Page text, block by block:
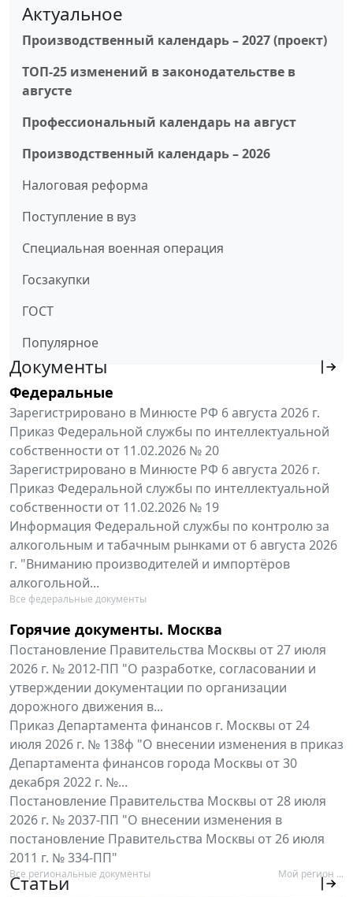
Актуальное
Производственный календарь – 2027 (проект)
ТОП-25 изменений в законодательстве в
августе
Профессиональный календарь на август
Производственный календарь – 2026
Налоговая реформа
Поступление в вуз
Специальная военная операция
Госзакупки
ГОСТ
Популярное
Документы
Федеральные
Зарегистрировано в Минюсте РФ 6 августа 2026 г.
Приказ Федеральной службы по интеллектуальной
собственности от 11.02.2026 № 20
Зарегистрировано в Минюсте РФ 6 августа 2026 г.
Приказ Федеральной службы по интеллектуальной
собственности от 11.02.2026 № 19
Информация Федеральной службы по контролю за
алкогольным и табачным рынками от 6 августа 2026
г. "Вниманию производителей и импортёров
алкогольной...
Все федеральные документы
Горячие документы. Москва
Постановление Правительства Москвы от 27 июля
2026 г. № 2012-ПП "О разработке, согласовании и
утверждении документации по организации
дорожного движения в...
Приказ Департамента финансов г. Москвы от 24
июля 2026 г. № 138ф "О внесении изменения в приказ
Департамента финансов города Москвы от 30
декабря 2022 г. №...
Постановление Правительства Москвы от 28 июля
2026 г. № 2037-ПП "О внесении изменения в
постановление Правительства Москвы от 26 июля
2011 г. № 334-ПП"
Все региональные документы Мой регион ...
Статьи